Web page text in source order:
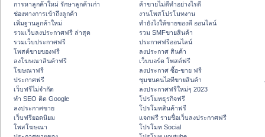
การหาลูกค้าใหม่ รักษาลูกค้าเก่า
ช่องทางการเข้าถึงลูกค้า
เพิ่มฐานลูกค้าใหม่
รวมเว็บลงประกาศฟรี ล่าสุด
รวมเว็บประกาศฟรี
โพสต์ขายของฟรี
ลงโฆษณาสินค้าฟรี
โฆษณาฟรี
ประกาศฟรี
เว็บฟรีไม่จำกัด
ทำ SEO ติด Google
ลงประกาศขาย
เว็บฟรียอดนิยม
โพสโฆษณา
ค้าขายไม่ดีทำอย่างไรดี
งานโพสโปรโมทงาน
ทํายังไงให้ขายของดี ออนไลน์
รวม SMFขายสินค้า
ประกาศฟรีออนไลน์
ลงประกาศ สินค้า
เว็บบอร์ด โพสต์ฟรี
ลงประกาศ ซื้อ-ขาย ฟรี
ชุมชนคนไอทีขายสินค้า
ลงประกาศฟรีใหม่ๆ 2023
โปรโมทธุรกิจฟรี
โปรโมทสินค้าฟรี
แจกฟรี รายชื่อเว็บลงประกาศฟรี
โปรโมท Social